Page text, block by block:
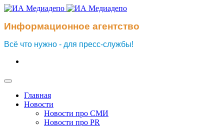
Информационное агентство
Всё что нужно - для пресс-службы!
Главная
Новости
Новости про СМИ
Новости про PR